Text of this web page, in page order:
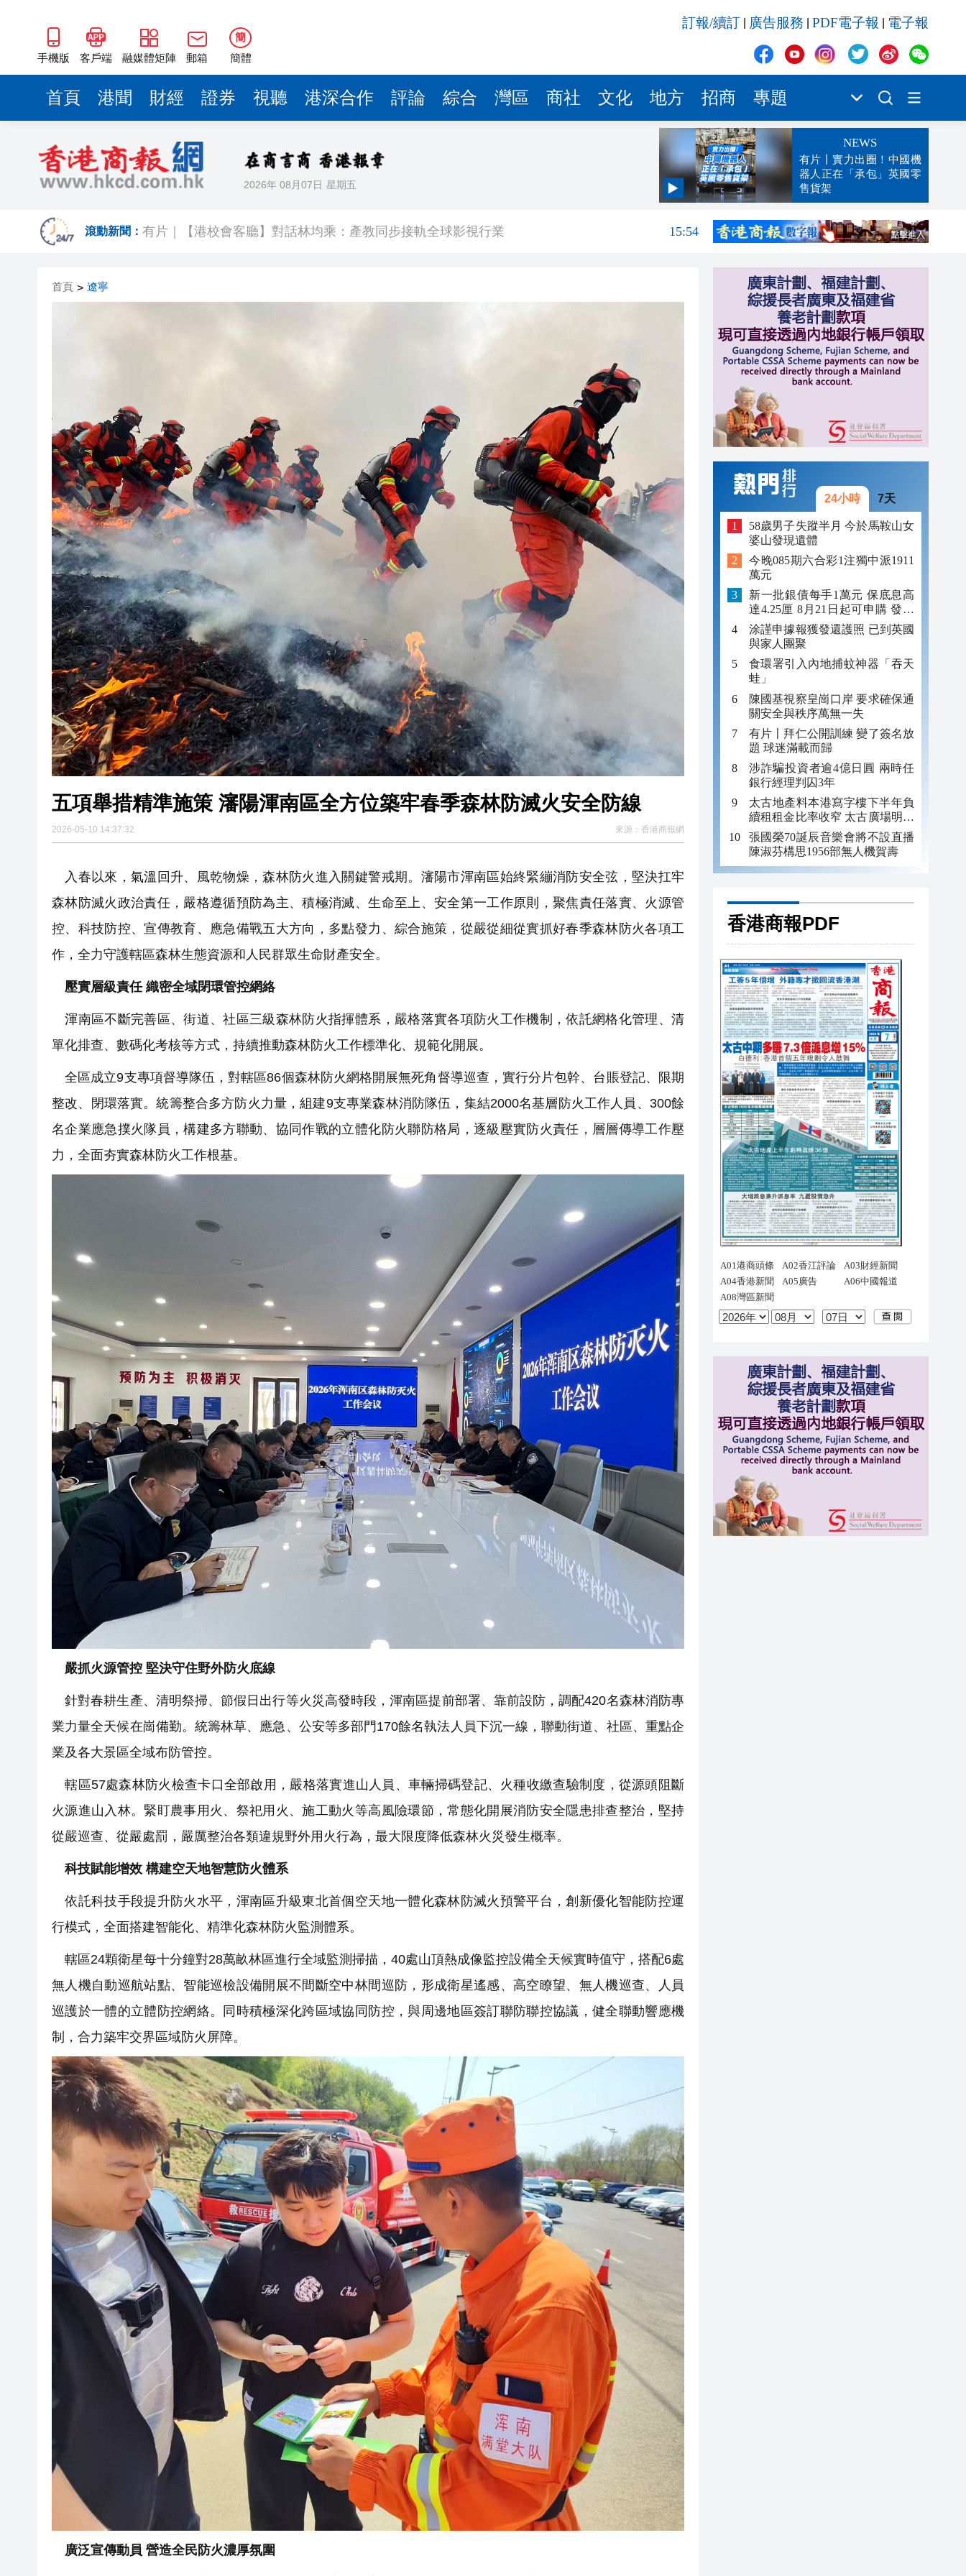
手機版 客戶端 融媒體矩陣 郵箱
簡
簡體
訂報/續訂 廣告服務 PDF電子報 電子報
首頁 港聞 財經 證券 視聽 港深合作 評論 綜合 灣區 商社 文化 地方 招商 專題
2026年 08月07日 星期五
NEWS
有片丨實力出圈！中國機
器人正在「承包」英國零
售貨架
滾動新聞：
16:05
有片｜【港校會客廳】對話林均乘：產教同步接軌全球影視行業
15:54
首頁 > 遼寧
五項舉措精準施策 瀋陽渾南區全方位築牢春季森林防滅火安全防線
2026-05-10 14:37:32 來源： 香港商報網
入春以來，氣溫回升、風乾物燥，森林防火進入關鍵警戒期。瀋陽市渾南區始終緊繃消防安全弦，堅決扛牢
森林防滅火政治責任，嚴格遵循預防為主、積極消滅、生命至上、安全第一工作原則，聚焦責任落實、火源管
控、科技防控、宣傳教育、應急備戰五大方向，多點發力、綜合施策，從嚴從細從實抓好春季森林防火各項工
作，全力守護轄區森林生態資源和人民群眾生命財產安全。
壓實層級責任 織密全域閉環管控網絡
渾南區不斷完善區、街道、社區三級森林防火指揮體系，嚴格落實各項防火工作機制，依託網格化管理、清
單化排查、數碼化考核等方式，持續推動森林防火工作標準化、規範化開展。
全區成立9支專項督導隊伍，對轄區86個森林防火網格開展無死角督導巡查，實行分片包幹、台賬登記、限期
整改、閉環落實。統籌整合多方防火力量，組建9支專業森林消防隊伍，集結2000名基層防火工作人員、300餘
名企業應急撲火隊員，構建多方聯動、協同作戰的立體化防火聯防格局，逐級壓實防火責任，層層傳導工作壓
力，全面夯實森林防火工作根基。
嚴抓火源管控 堅決守住野外防火底線
針對春耕生產、清明祭掃、節假日出行等火災高發時段，渾南區提前部署、靠前設防，調配420名森林消防專
業力量全天候在崗備勤。統籌林草、應急、公安等多部門170餘名執法人員下沉一線，聯動街道、社區、重點企
業及各大景區全域布防管控。
轄區57處森林防火檢查卡口全部啟用，嚴格落實進山人員、車輛掃碼登記、火種收繳查驗制度，從源頭阻斷
火源進山入林。緊盯農事用火、祭祀用火、施工動火等高風險環節，常態化開展消防安全隱患排查整治，堅持
從嚴巡查、從嚴處罰，嚴厲整治各類違規野外用火行為，最大限度降低森林火災發生概率。
科技賦能增效 構建空天地智慧防火體系
依託科技手段提升防火水平，渾南區升級東北首個空天地一體化森林防滅火預警平台，創新優化智能防控運
行模式，全面搭建智能化、精準化森林防火監測體系。
轄區24顆衛星每十分鐘對28萬畝林區進行全域監測掃描，40處山頂熱成像監控設備全天候實時值守，搭配6處
無人機自動巡航站點、智能巡檢設備開展不間斷空中林間巡防，形成衛星遙感、高空瞭望、無人機巡查、人員
巡護於一體的立體防控網絡。同時積極深化跨區域協同防控，與周邊地區簽訂聯防聯控協議，健全聯動響應機
制，合力築牢交界區域防火屏障。
廣泛宣傳動員 營造全民防火濃厚氛圍
24小時 7天
58歲男子失蹤半月 今於馬鞍山女
婆山發現遺體
今晚085期六合彩1注獨中派1911
萬元
新一批銀債每手1萬元 保底息高
達4.25厘 8月21日起可申購 發行
金額最多550億
涂謹申據報獲發還護照 已到英國
與家人團聚
食環署引入內地捕蚊神器「吞天
蛙」
陳國基視察皇崗口岸 要求確保通
關安全與秩序萬無一失
有片〡拜仁公開訓練 變了簽名放
題 球迷滿載而歸
涉詐騙投資者逾4億日圓 兩時任
銀行經理判囚3年
太古地產料本港寫字樓下半年負
續租租金比率收窄 太古廣場明年
轉正
張國榮70誕辰音樂會將不設直播
陳淑芬構思1956部無人機賀壽
香港商報PDF